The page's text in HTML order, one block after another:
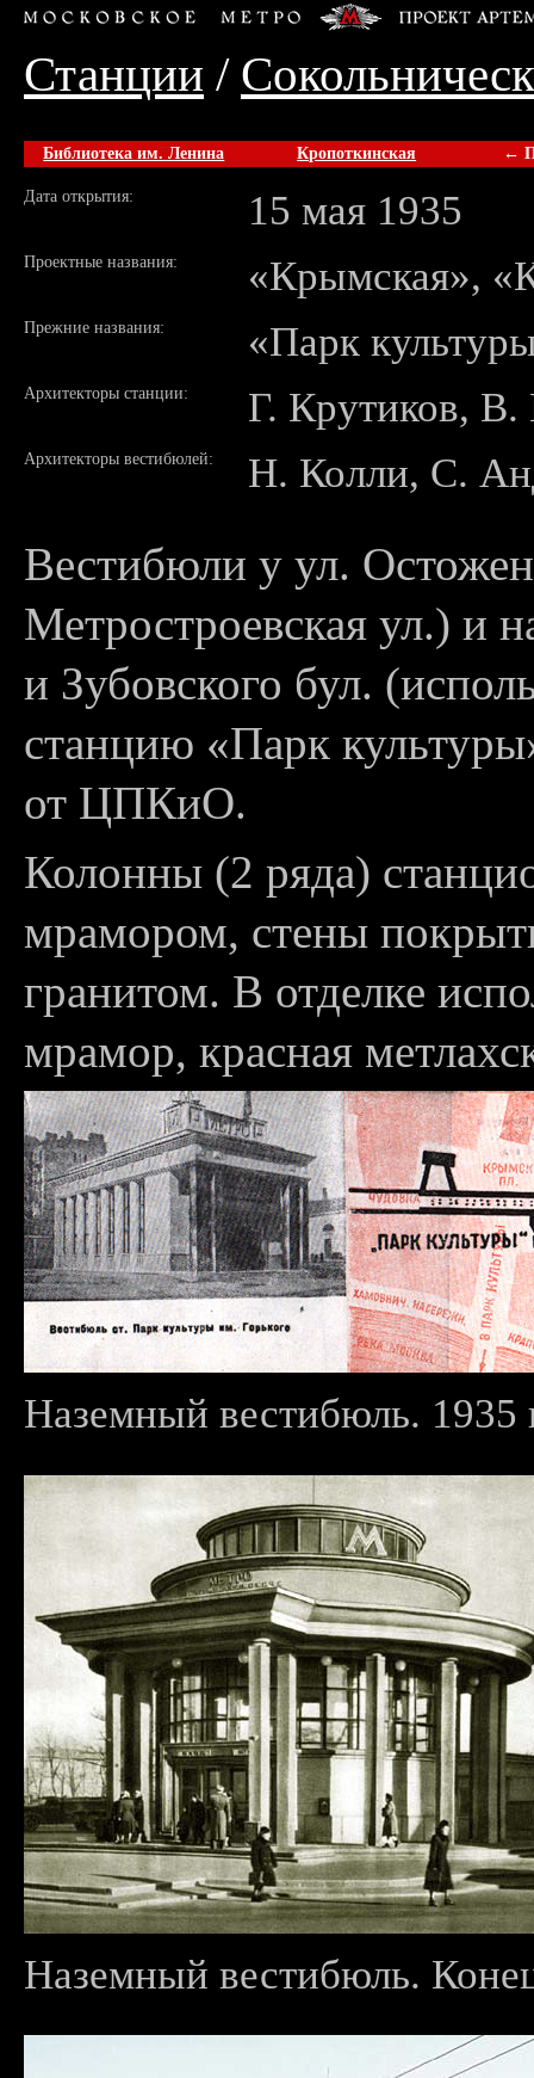
Станции /
Библиотека им. Ленина Кропоткинская ←
Дата открытия: 15 мая 1935
Проектные названия: «Крымская»,
Прежние названия: «Парк
Архитекторы станции: Г. Крутиков,
Архитекторы вестибюлей: Н. Колли, С.
Вестибюли у ул.
Метростроевская ул.) и
и Зубовского бул.
станцию «Парк
от ЦПКиО.
Колонны (2 ряда)
мрамором, стены
гранитом. В отделке
мрамор, красная
Наземный вестибюль. 1935
Наземный вестибюль.